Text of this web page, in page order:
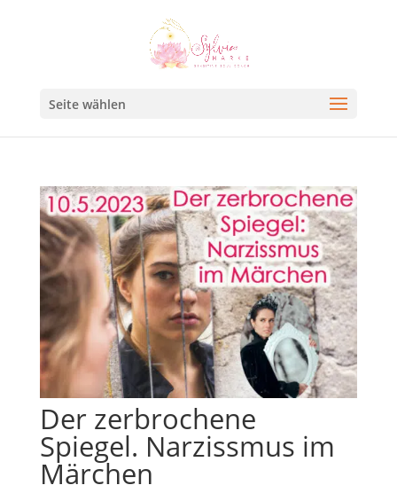
Seite wählen
Der zerbrochene
Spiegel. Narzissmus im
Märchen